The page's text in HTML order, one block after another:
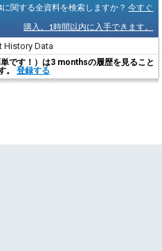
に関する全資料を検索しますか？今すぐ
購入。1時間以内に入手できます。
History Data
です！）は3 monthsの履歴を見ること
。 登録する